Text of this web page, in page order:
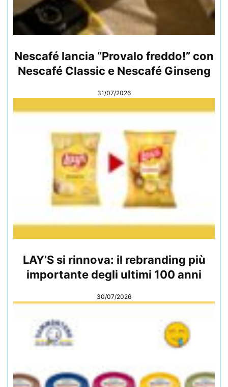
Nescafé lancia “Provalo freddo!” con
Nescafé Classic e Nescafé Ginseng
31/07/2026
LAY’S si rinnova: il rebranding più
importante degli ultimi 100 anni
30/07/2026